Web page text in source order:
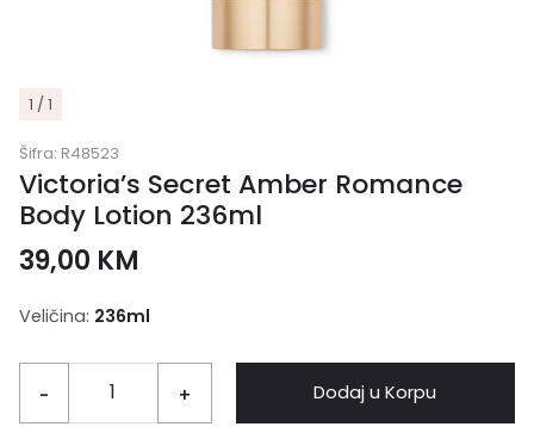
1 / 1
Šifra: R48523
Victoria’s Secret Amber Romance
Body Lotion 236ml
39,00 KM
Veličina: 236ml
- + Dodaj u Korpu